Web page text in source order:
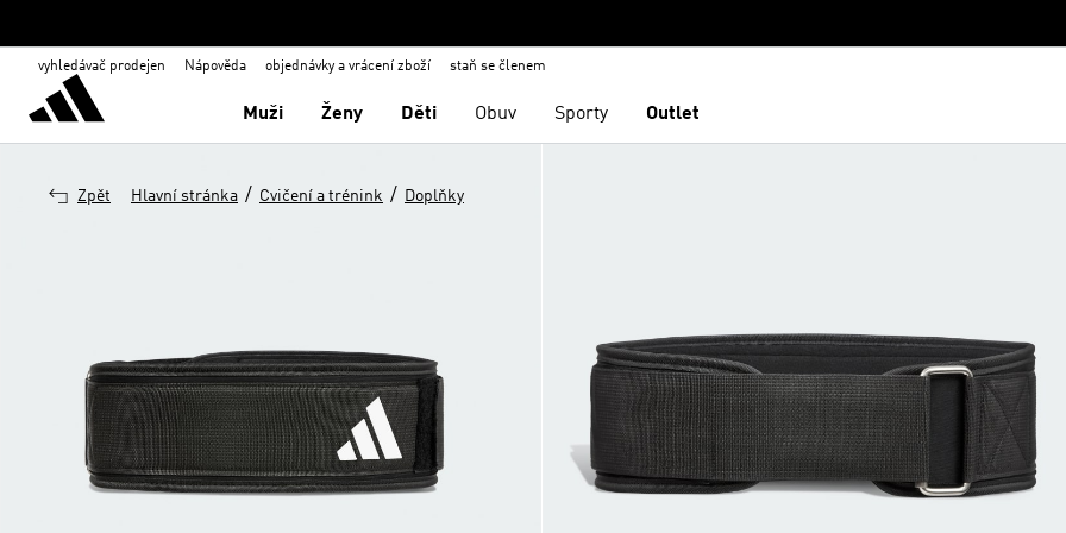
vyhledávač prodejen Nápověda objednávky a vrácení zboží staň se členem
Muži Ženy Děti Obuv Sporty Outlet
Zpět Hlavní stránka / Cvičení a trénink / Doplňky